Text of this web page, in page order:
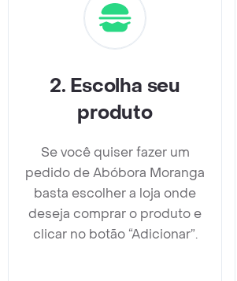
2. Escolha seu
produto
Se você quiser fazer um
pedido de Abóbora Moranga
basta escolher a loja onde
deseja comprar o produto e
clicar no botão “Adicionar”.